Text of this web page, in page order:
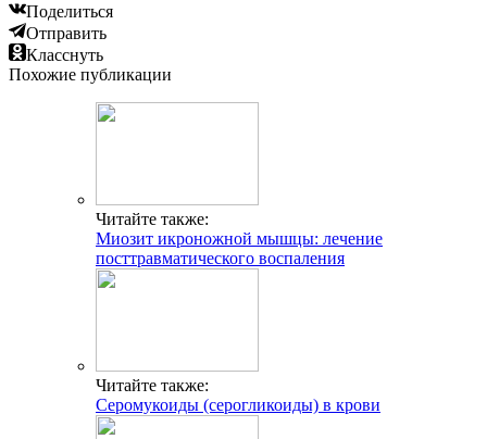
Поделиться
Отправить
Класснуть
Похожие публикации
Читайте также:
Миозит икроножной мышцы: лечение
посттравматического воспаления
Читайте также:
Серомукоиды (серогликоиды) в крови